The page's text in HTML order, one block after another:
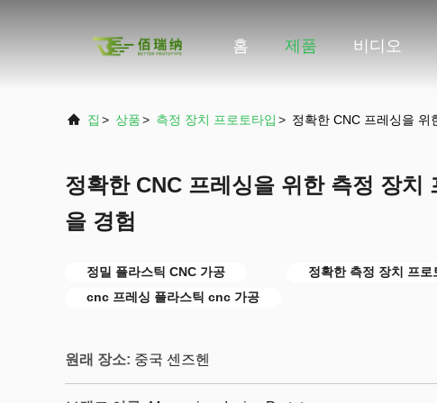
홈 제품 비디오
집 > 상품> 측정 장치 프로토타입 > 정확한 CNC 프레싱을 위
정확한 CNC 프레싱을 위한 측정 장치
을 경험
정밀 플라스틱 CNC 가공
정확한 측정 장치 프로
cnc 프레싱 플라스틱 cnc 가공
원래 장소: 중국 센즈헨